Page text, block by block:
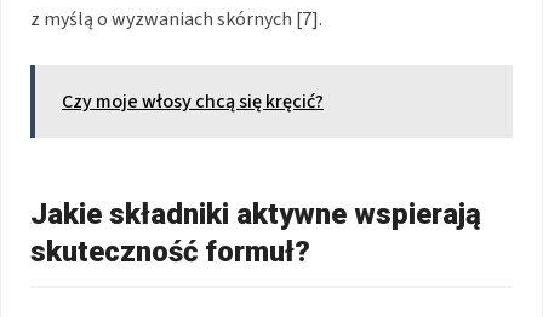
z myślą o wyzwaniach skórnych [7].
Czy moje włosy chcą się kręcić?
Jakie składniki aktywne wspierają
skuteczność formuł?